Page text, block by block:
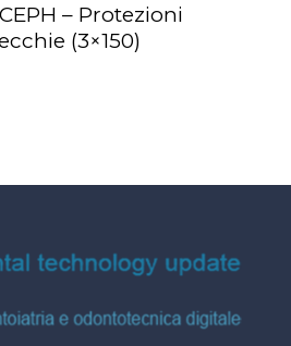
– Protezioni
(3×150)